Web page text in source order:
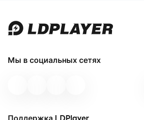
Мы в социальных сетях